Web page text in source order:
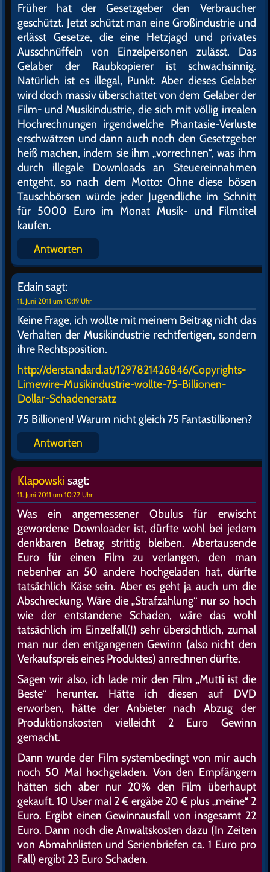
Früher hat der Gesetzgeber den Verbraucher
geschützt. Jetzt schützt man eine Großindustrie und
erlässt Gesetze, die eine Hetzjagd und privates
Ausschnüffeln von Einzelpersonen zulässt. Das
Gelaber der Raubkopierer ist schwachsinnig.
Natürlich ist es illegal, Punkt. Aber dieses Gelaber
wird doch massiv überschattet von dem Gelaber der
Film- und Musikindustrie, die sich mit völlig irrealen
Hochrechnungen irgendwelche Phantasie-Verluste
erschwätzen und dann auch noch den Gesetzgeber
heiß machen, indem sie ihm „vorrechnen“, was ihm
durch illegale Downloads an Steuereinnahmen
entgeht, so nach dem Motto: Ohne diese bösen
Tauschbörsen würde jeder Jugendliche im Schnitt
für 5000 Euro im Monat Musik- und Filmtitel
kaufen.
Antworten
Edainsagt:
11. Juni 2011 um 10:19 Uhr
Keine Frage, ich wollte mit meinem Beitrag nicht das
Verhalten der Musikindustrie rechtfertigen, sondern
ihre Rechtsposition.
http://derstandard.at/1297821426846/Copyrights-
Limewire-Musikindustrie-wollte-75-Billionen-
Dollar-Schadenersatz
75 Billionen! Warum nicht gleich 75 Fantastillionen?
Antworten
Klapowski sagt:
11. Juni 2011 um 10:22 Uhr
Was ein angemessener Obulus für erwischt
gewordene Downloader ist, dürfte wohl bei jedem
denkbaren Betrag strittig bleiben. Abertausende
Euro für einen Film zu verlangen, den man
nebenher an 50 andere hochgeladen hat, dürfte
tatsächlich Käse sein. Aber es geht ja auch um die
Abschreckung. Wäre die „Strafzahlung“ nur so hoch
wie der entstandene Schaden, wäre das wohl
tatsächlich im Einzelfall(!) sehr übersichtlich, zumal
man nur den entgangenen Gewinn (also nicht den
Verkaufspreis eines Produktes) anrechnen dürfte.
Sagen wir also, ich lade mir den Film „Mutti ist die
Beste“ herunter. Hätte ich diesen auf DVD
erworben, hätte der Anbieter nach Abzug der
Produktionskosten vielleicht 2 Euro Gewinn
gemacht.
Dann wurde der Film systembedingt von mir auch
noch 50 Mal hochgeladen. Von den Empfängern
hätten sich aber nur 20% den Film überhaupt
gekauft. 10 User mal 2 € ergäbe 20 € plus „meine“ 2
Euro. Ergibt einen Gewinnausfall von insgesamt 22
Euro. Dann noch die Anwaltskosten dazu (In Zeiten
von Abmahnlisten und Serienbriefen ca. 1 Euro pro
Fall) ergibt 23 Euro Schaden.